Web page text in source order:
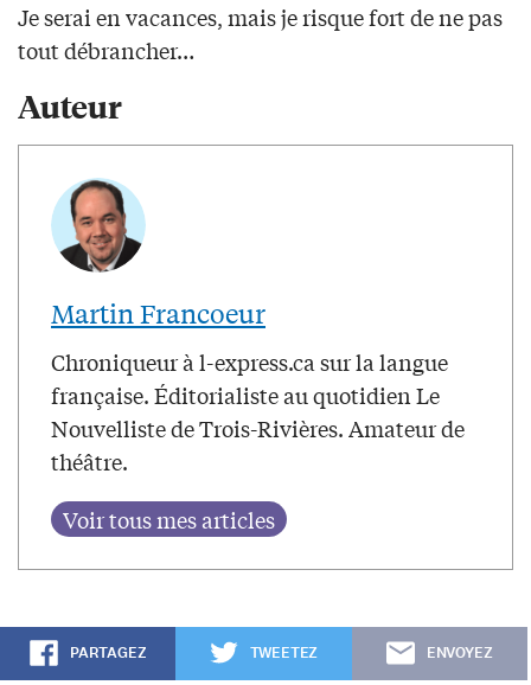
Je serai en vacances, mais je risque fort de ne pas
tout débrancher…
Auteur
Martin Francoeur
Chroniqueur à l-express.ca sur la langue
française. Éditorialiste au quotidien Le
Nouvelliste de Trois-Rivières. Amateur de
théâtre.
PARTAGEZ TWEETEZ ENVOYEZ